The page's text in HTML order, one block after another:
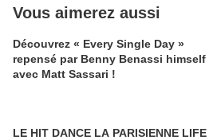
Vous aimerez aussi
Découvrez « Every Single Day »
repensé par Benny Benassi himself
avec Matt Sassari !
LE HIT DANCE LA PARISIENNE LIFE